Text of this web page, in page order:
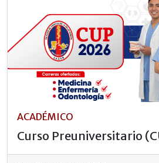
ACADÉMICO
Curso Preuniversitario